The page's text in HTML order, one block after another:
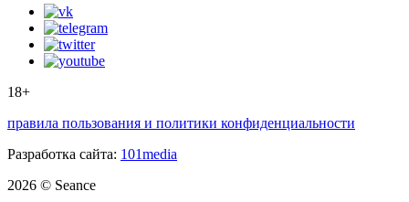
18+
правила пользования и политики конфиденциальности
Разработка сайта: 101media
2026 © Seance